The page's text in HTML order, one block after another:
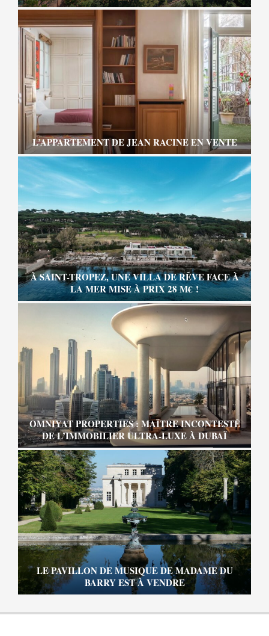
L’APPARTEMENT DE JEAN RACINE EN VENTE
À SAINT-TROPEZ, UNE VILLA DE RÊVE FACE À
LA MER MISE À PRIX 28 M€ !
OMNIYAT PROPERTIES : MAÎTRE INCONTESTÉ
DE L’IMMOBILIER ULTRA-LUXE À DUBAÏ
LE PAVILLON DE MUSIQUE DE MADAME DU
BARRY EST À VENDRE